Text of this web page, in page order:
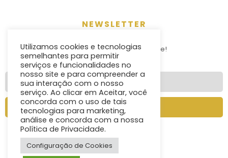
NEWSLETTER
Stay tunned for news and more!
SEND
Utilizamos cookies e tecnologias
semelhantes para permitir
serviços e funcionalidades no
nosso site e para compreender a
sua interação com o nosso
serviço. Ao clicar em Aceitar, você
concorda com o uso de tais
tecnologias para marketing,
análise e concorda com a nossa
Política de Privacidade.
Configuração de Cookies